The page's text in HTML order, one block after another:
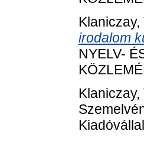
Klaniczay,
irodalom
NYELV-
Klaniczay,